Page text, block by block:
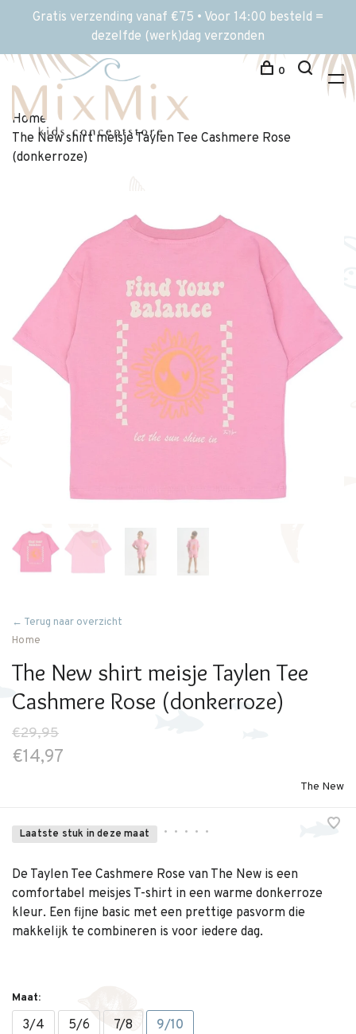
Gratis verzending vanaf €75 • Voor 14:00 besteld =
dezelfde (werk)dag verzonden
0
Home
The New shirt meisje Taylen Tee Cashmere Rose
(donkerroze)
← Terug naar overzicht
Home
The New shirt meisje Taylen Tee
Cashmere Rose (donkerroze)
€29,95
€14,97
The New
Laatste stuk in deze maat • • • • •
De Taylen Tee Cashmere Rose van The New is een
comfortabel meisjes T-shirt in een warme donkerroze
kleur. Een fijne basic met een prettige pasvorm die
makkelijk te combineren is voor iedere dag.
Maat:
3/4 5/6 7/8 9/10